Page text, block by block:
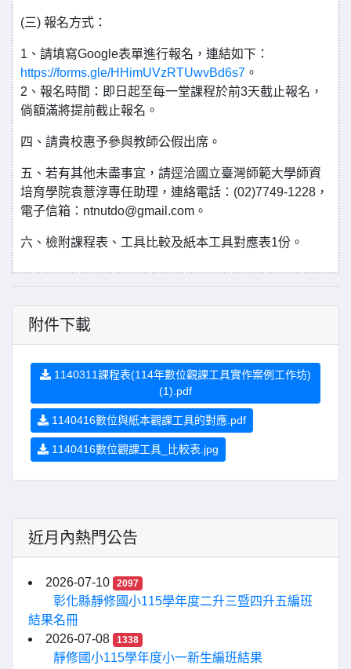
(三) 報名方式：
1、請填寫Google表單進行報名，連結如下：
https://forms.gle/HHimUVzRTUwvBd6s7 。
2、報名時間：即日起至每一堂課程於前3天截止報名，
倘額滿將提前截止報名。
四、請貴校惠予參與教師公假出席。
五、若有其他未盡事宜，請逕洽國立臺灣師範大學師資
培育學院袁薏淳專任助理，連絡電話：(02)7749-1228，
電子信箱：ntnutdo@gmail.com。
六、檢附課程表、工具比較及紙本工具對應表1份。
附件下載
1140311課程表(114年數位觀課工具實作案例工作坊)
(1).pdf
1140416數位與紙本觀課工具的對應.pdf
1140416數位觀課工具_比較表.jpg
近月內熱門公告
2026-07-10 2097
彰化縣靜修國小115學年度二升三暨四升五編班
結果名冊
2026-07-08
1338
靜修國小115學年度小一新生編班結果